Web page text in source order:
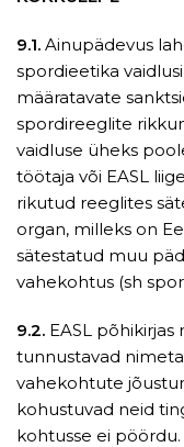
9.1. Ainupädevus
spordieetika
määratavate
spordireeglite
vaidluse üheks
töötaja või EASL
rikutud reeglites
organ, milleks on
sätestatud muu
vahekohtus (sh
9.2. EASL
tunnustavad
vahekohtute
kohustuvad neid
kohtusse ei pöördu.